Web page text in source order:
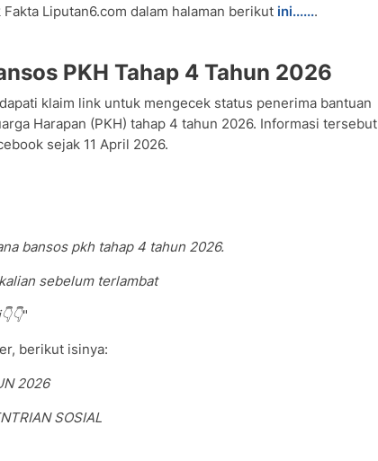
Liputan6.com dalam halaman berikut ini.......
PKH Tahap 4 Tahun 2026
klaim link untuk mengecek status penerima bantuan
Harapan (PKH) tahap 4 tahun 2026. Informasi tersebut
sejak 11 April 2026.
bansos pkh tahap 4 tahun 2026.
sebelum terlambat
"
berikut isinya:
2026
SOSIAL